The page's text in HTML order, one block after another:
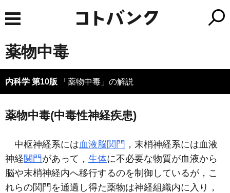
薬物中毒
内科学 第10版 「薬物中毒」の解説
薬物中毒(中毒性神経疾患)
中枢神経系には血液脳関門 ，末梢神経系には血液
神経関門 があって， 生体に不必要な物質が血液から
脳や末梢神経内へ移行するのを制御しているが，こ
れらの関門を通過し得た薬物は神経組織内に入り，